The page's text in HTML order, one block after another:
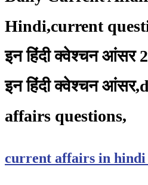
Hindi,current
इन हिंदी क्वेश्चन आंसर
इन हिंदी क्वेश्चन
affairs questions,
current affairs in hindi